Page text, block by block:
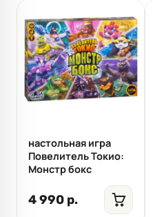
настольная игра
Повелитель Токио:
Монстр бокс
4 990 р.